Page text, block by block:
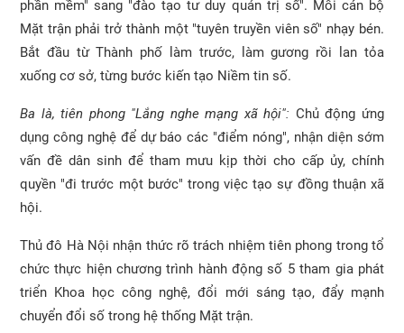
phần mềm" sang "đào tạo tư duy quản trị số". Mỗi cán bộ
Mặt trận phải trở thành một "tuyên truyền viên số" nhạy bén.
Bắt đầu từ Thành phố làm trước, làm gương rồi lan tỏa
xuống cơ sở, từng bước kiến tạo Niềm tin số.
Ba là, tiên phong "Lắng nghe mạng xã hội": Chủ động ứng
dụng công nghệ để dự báo các "điểm nóng", nhận diện sớm
vấn đề dân sinh để tham mưu kịp thời cho cấp ủy, chính
quyền "đi trước một bước" trong việc tạo sự đồng thuận xã
hội.
Thủ đô Hà Nội nhận thức rõ trách nhiệm tiên phong trong tổ
chức thực hiện chương trình hành động số 5 tham gia phát
triển Khoa học công nghệ, đổi mới sáng tạo, đẩy mạnh
chuyển đổi số trong hệ thống Mặt trận.